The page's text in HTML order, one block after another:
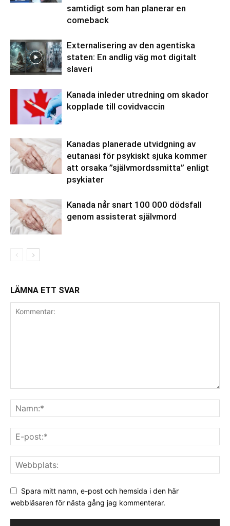
samtidigt som han planerar en
comeback
Externalisering av den agentiska
staten: En andlig väg mot digitalt
slaveri
Kanada inleder utredning om skador
kopplade till covidvaccin
Kanadas planerade utvidgning av
eutanasi för psykiskt sjuka kommer
att orsaka ”självmordssmitta” enligt
psykiater
Kanada når snart 100 000 dödsfall
genom assisterat självmord
LÄMNA ETT SVAR
Spara mitt namn, e-post och hemsida i den här
webbläsaren för nästa gång jag kommenterar.